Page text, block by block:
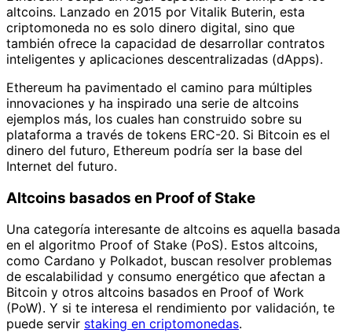
altcoins. Lanzado en 2015 por Vitalik Buterin, esta
criptomoneda no es solo dinero digital, sino que
también ofrece la capacidad de desarrollar contratos
inteligentes y aplicaciones descentralizadas (dApps).
Ethereum ha pavimentado el camino para múltiples
innovaciones y ha inspirado una serie de altcoins
ejemplos más, los cuales han construido sobre su
plataforma a través de tokens ERC-20. Si Bitcoin es el
dinero del futuro, Ethereum podría ser la base del
Internet del futuro.
Altcoins basados en Proof of Stake
Una categoría interesante de altcoins es aquella basada
en el algoritmo Proof of Stake (PoS). Estos altcoins,
como Cardano y Polkadot, buscan resolver problemas
de escalabilidad y consumo energético que afectan a
Bitcoin y otros altcoins basados en Proof of Work
(PoW). Y si te interesa el rendimiento por validación, te
puede servir staking en criptomonedas.